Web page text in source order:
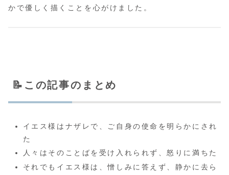
かで優しく描くことを心がけました。
📝この記事のまとめ
イエス様はナザレで、ご自身の使命を明らかにされ
た
人々はそのことばを受け入れられず、怒りに満ちた
それでもイエス様は、憎しみに答えず、静かに去ら